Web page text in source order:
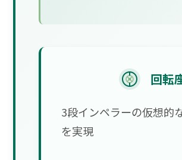
回転
3段インペラーの仮想的
を実現